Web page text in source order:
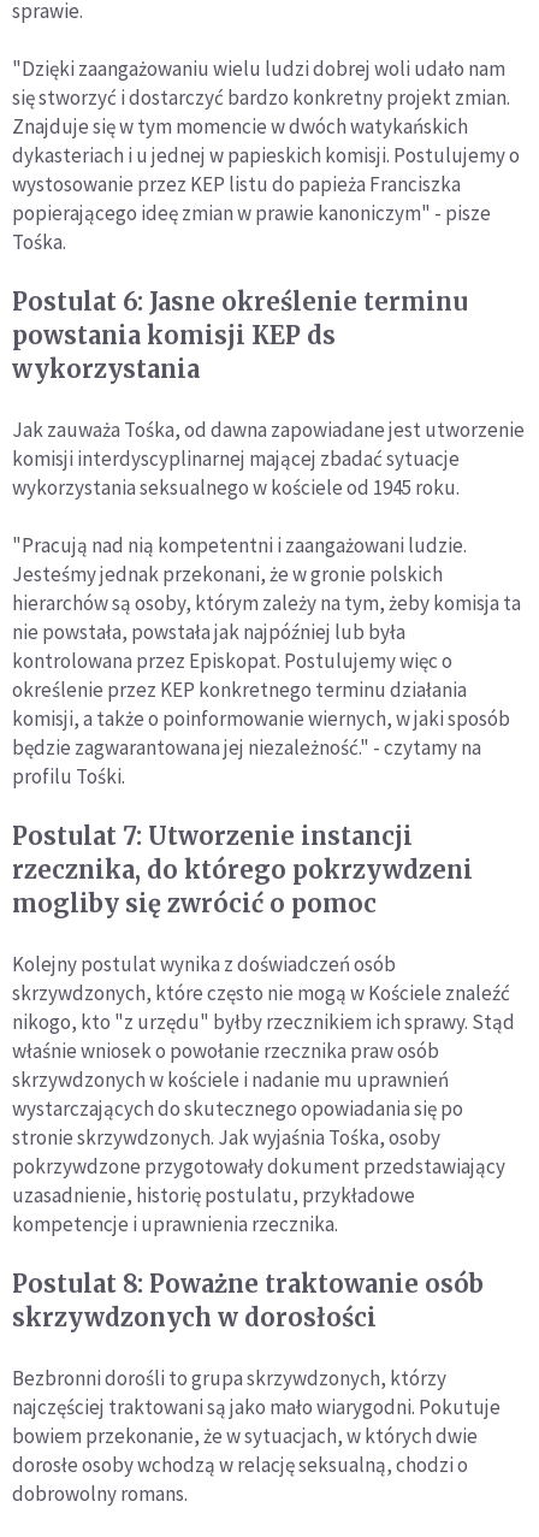
sprawie.
"Dzięki zaangażowaniu wielu ludzi dobrej woli udało nam
się stworzyć i dostarczyć bardzo konkretny projekt zmian.
Znajduje się w tym momencie w dwóch watykańskich
dykasteriach i u jednej w papieskich komisji. Postulujemy o
wystosowanie przez KEP listu do papieża Franciszka
popierającego ideę zmian w prawie kanoniczym" - pisze
Tośka.
Postulat 6: Jasne określenie terminu
powstania komisji KEP ds
wykorzystania
Jak zauważa Tośka, od dawna zapowiadane jest utworzenie
komisji interdyscyplinarnej mającej zbadać sytuacje
wykorzystania seksualnego w kościele od 1945 roku.
"Pracują nad nią kompetentni i zaangażowani ludzie.
Jesteśmy jednak przekonani, że w gronie polskich
hierarchów są osoby, którym zależy na tym, żeby komisja ta
nie powstała, powstała jak najpóźniej lub była
kontrolowana przez Episkopat. Postulujemy więc o
określenie przez KEP konkretnego terminu działania
komisji, a także o poinformowanie wiernych, w jaki sposób
będzie zagwarantowana jej niezależność." - czytamy na
profilu Tośki.
Postulat 7: Utworzenie instancji
rzecznika, do którego pokrzywdzeni
mogliby się zwrócić o pomoc
Kolejny postulat wynika z doświadczeń osób
skrzywdzonych, które często nie mogą w Kościele znaleźć
nikogo, kto "z urzędu" byłby rzecznikiem ich sprawy. Stąd
właśnie wniosek o powołanie rzecznika praw osób
skrzywdzonych w kościele i nadanie mu uprawnień
wystarczających do skutecznego opowiadania się po
stronie skrzywdzonych. Jak wyjaśnia Tośka, osoby
pokrzywdzone przygotowały dokument przedstawiający
uzasadnienie, historię postulatu, przykładowe
kompetencje i uprawnienia rzecznika.
Postulat 8: Poważne traktowanie osób
skrzywdzonych w dorosłości
Bezbronni dorośli to grupa skrzywdzonych, którzy
najczęściej traktowani są jako mało wiarygodni. Pokutuje
bowiem przekonanie, że w sytuacjach, w których dwie
dorosłe osoby wchodzą w relację seksualną, chodzi o
dobrowolny romans.